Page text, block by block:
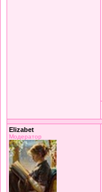
Elizabet
Модератор